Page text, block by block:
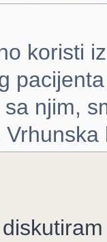
koristi
sa njim,
Vrhunska